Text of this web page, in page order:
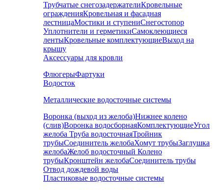
Трубчатые снегозадержателиКровельные
огражденияКровельная и фасадная
лестницаМостики и ступениСнегостопор
Уплотнители и герметикиСамоклеющиеся
лентыКровельные комплектующиеВыход на
крышу
Аксессуары для кровли
ФлюгерыФартуки
Водосток
Металлические водосточные системы
Воронка (выход из желоба)Нижнее колено
(слив)Воронка водосборнаяКомплектующиеУгол
желоба Труба водосточнаяТройник
трубыСоединитель желобаХомут трубыЗаглушка
желобаЖелоб водосточный Колено
трубыКронштейн желобаСоединитель трубы
Отвод дождевой воды
Пластиковые водосточные системы